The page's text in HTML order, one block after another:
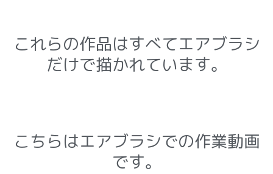
これらの作品はすべてエアブラシ
だけで描かれています。
こちらはエアブラシでの作業動画
です。